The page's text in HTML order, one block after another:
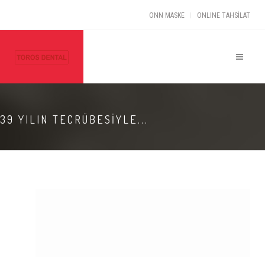
ONN MASKE ONLINE TAHSİLAT
39 YILIN TECRÜBESİYLE...